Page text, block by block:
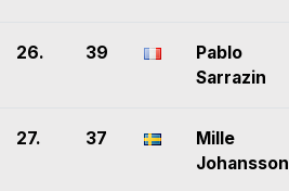
26. 39
Pablo
Sarrazin
27. 37
Mille
Johansson